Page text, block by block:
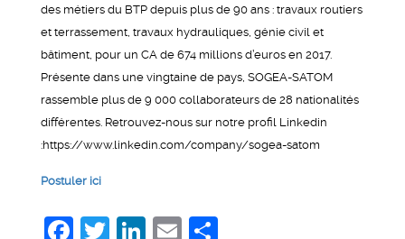
des métiers du BTP depuis plus de 90 ans : travaux routiers
et terrassement, travaux hydrauliques, génie civil et
bâtiment, pour un CA de 674 millions d’euros en 2017.
Présente dans une vingtaine de pays, SOGEA-SATOM
rassemble plus de 9 000 collaborateurs de 28 nationalités
différentes. Retrouvez-nous sur notre profil Linkedin
:https://www.linkedin.com/company/sogea-satom
Postuler ici
Facebook
Twitter
LinkedIn
Email